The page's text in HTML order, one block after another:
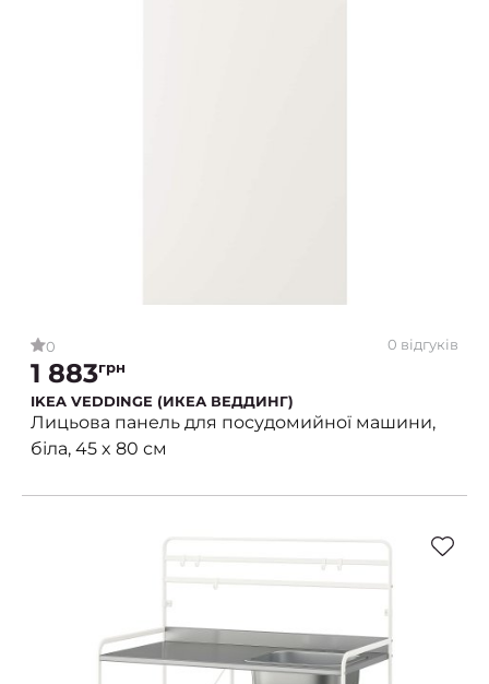
0 0 відгуків
1 883грн
IKEA VEDDINGE (ИКЕА ВЕДДИНГ)
Лицьова панель для посудомийної машини,
біла, 45 x 80 см